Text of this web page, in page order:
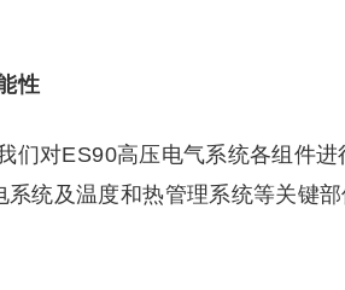
性
们对ES90高压电气系统各组件
统及温度和热管理系统等关键